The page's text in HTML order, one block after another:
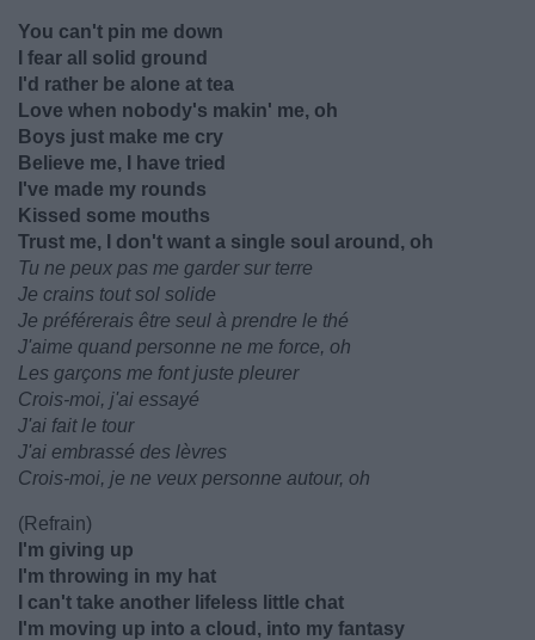
You can't pin me down
I fear all solid ground
I'd rather be alone at tea
Love when nobody's makin' me, oh
Boys just make me cry
Believe me, I have tried
I've made my rounds
Kissed some mouths
Trust me, I don't want a single soul around, oh
Tu ne peux pas me garder sur terre
Je crains tout sol solide
Je préférerais être seul à prendre le thé
J'aime quand personne ne me force, oh
Les garçons me font juste pleurer
Crois-moi, j'ai essayé
J'ai fait le tour
J'ai embrassé des lèvres
Crois-moi, je ne veux personne autour, oh
(Refrain)
I'm giving up
I'm throwing in my hat
I can't take another lifeless little chat
I'm moving up into a cloud, into my fantasy